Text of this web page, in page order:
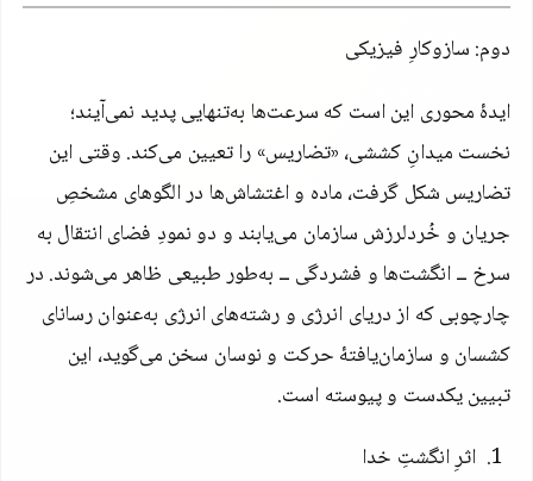
دوم: سازوکارِ فیزیکی
ایدهٔ محوری این است که سرعت‌ها به‌تنهایی پدید نمی‌آیند؛
نخست میدانِ کششی، «تضاریس» را تعیین می‌کند. وقتی این
تضاریس شکل گرفت، ماده و اغتشاش‌ها در الگوهای مشخصِ
جریان و خُردلرزش سازمان می‌یابند و دو نمودِ فضای انتقال به
سرخ ــ انگشت‌ها و فشردگی ــ به‌طور طبیعی ظاهر می‌شوند. در
چارچوبی که از دریای انرژی و رشته‌های انرژی به‌عنوان رسانای
کشسان و سازمان‌یافتهٔ حرکت و نوسان سخن می‌گوید، این
تبیین یکدست و پیوسته است.
اثرِ انگشتِ خدا